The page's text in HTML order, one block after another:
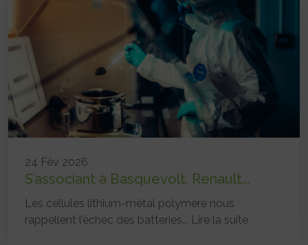
24 Fév 2026
S’associant à Basquevolt, Renault...
Les cellules lithium-métal polymère nous
rappellent l’échec des batteries... Lire la suite